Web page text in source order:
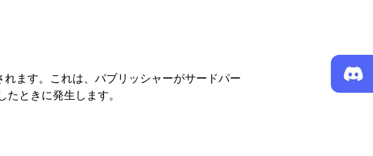
ます。これは、パブリッシャーがサードパー
ときに発生します。